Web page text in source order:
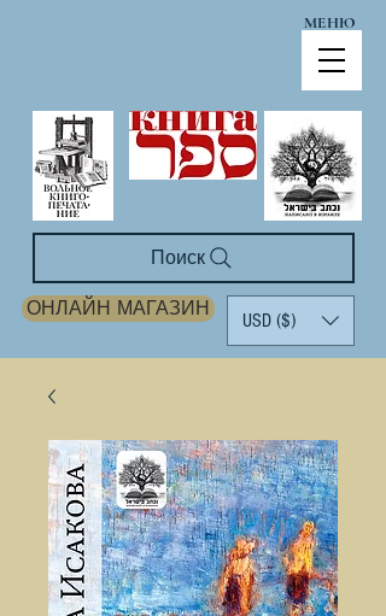
МЕНЮ
ОНЛАЙН МАГАЗИН
USD ($)
Поиск